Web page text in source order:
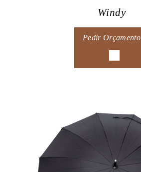
Windy
Pedir Orçamento